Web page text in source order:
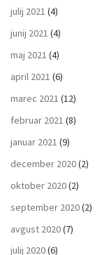
julij 2021 (4)
junij 2021 (4)
maj 2021 (4)
april 2021 (6)
marec 2021 (12)
februar 2021 (8)
januar 2021 (9)
december 2020(2)
oktober 2020(2)
september 2020(2)
avgust 2020(7)
julij 2020(6)